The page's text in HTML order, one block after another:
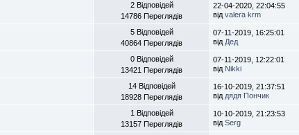
2 Відповідей
14786 Переглядів
22-04-2020, 22:04:55
відvalera krm
5 Відповідей
40864 Переглядів
07-11-2019, 16:25:01
від Дед
0 Відповідей
13421 Переглядів
07-11-2019, 12:22:01
від Nikki
14 Відповідей
18928 Переглядів
16-10-2019, 21:37:51
від дядя Пончик
1 Відповідей
13157 Переглядів
10-10-2019, 21:23:53
відSerg